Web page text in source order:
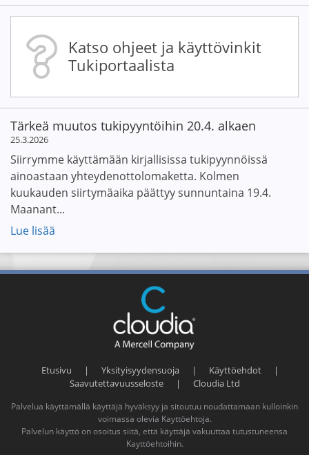
Katso ohjeet ja käyttövinkit
Tukiportaalista
Tärkeä muutos tukipyyntöihin 20.4. alkaen
25.3.2026
Siirrymme käyttämään kirjallisissa tukipyynnöissä
ainoastaan yhteydenottolomaketta. Kolmen
kuukauden siirtymäaika päättyy sunnuntaina 19.4.
Maanant...
Lue lisää
Etusivu | Yksityisyydensuoja | Käyttöehdot
|
Saavutettavuusseloste
| Cloudia Ltd
Palvelua käyttämällä käyttäjä hyväksyy ja sitoutuu noudattamaan kulloinkin
voimassa olevia Kayttöehtoja.
Palvelun käyttö on osoitus siitä, että käyttäjä vakuuttaa tutustuneensa
Kayttöehtoihin.